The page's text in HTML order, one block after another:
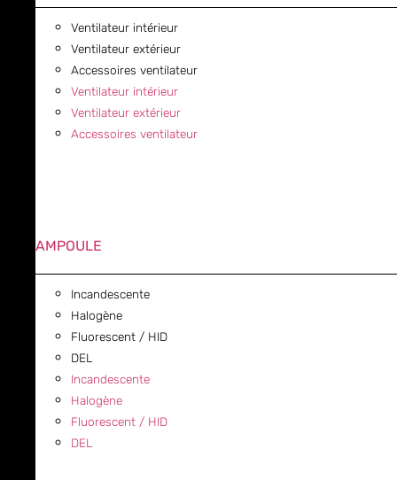
Ventilateur intérieur
Ventilateur extérieur
Accessoires ventilateur
Ventilateur intérieur
Ventilateur extérieur
Accessoires ventilateur
AMPOULE
Incandescente
Halogène
Fluorescent / HID
DEL
Incandescente
Halogène
Fluorescent / HID
DEL